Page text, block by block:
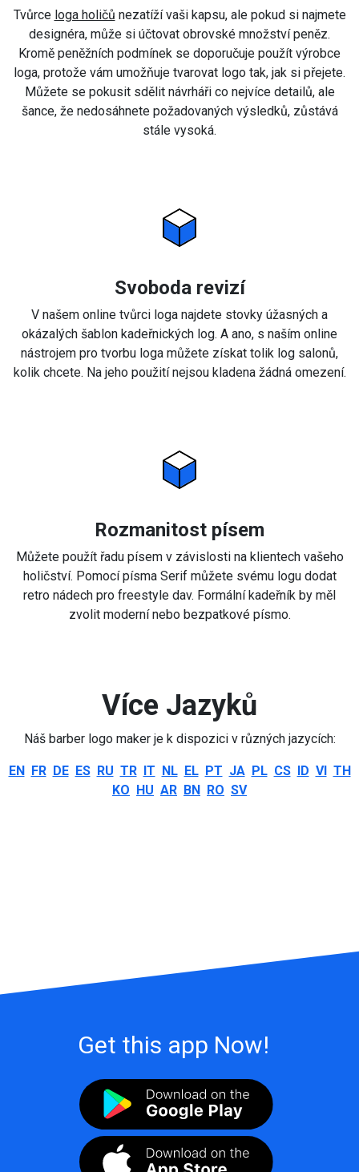
Tvůrce loga holičů nezatíží vaši kapsu, ale pokud si najmete
designéra, může si účtovat obrovské množství peněz.
Kromě peněžních podmínek se doporučuje použít výrobce
loga, protože vám umožňuje tvarovat logo tak, jak si přejete.
Můžete se pokusit sdělit návrháři co nejvíce detailů, ale
šance, že nedosáhnete požadovaných výsledků, zůstává
stále vysoká.
Svoboda revizí
V našem online tvůrci loga najdete stovky úžasných a
okázalých šablon kadeřnických log. A ano, s naším online
nástrojem pro tvorbu loga můžete získat tolik log salonů,
kolik chcete. Na jeho použití nejsou kladena žádná omezení.
Rozmanitost písem
Můžete použít řadu písem v závislosti na klientech vašeho
holičství. Pomocí písma Serif můžete svému logu dodat
retro nádech pro freestyle dav. Formální kadeřník by měl
zvolit moderní nebo bezpatkové písmo.
Více Jazyků
Náš barber logo maker je k dispozici v různých jazycích:
EN FR DE ES RU TR IT NL EL PT JA PL CS ID VI TH
KO HU AR BN RO SV
Get this app Now!